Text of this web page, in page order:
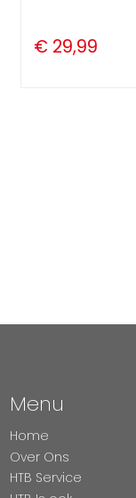
€ 29,99
Menu
Home
Over Ons
HTB Service